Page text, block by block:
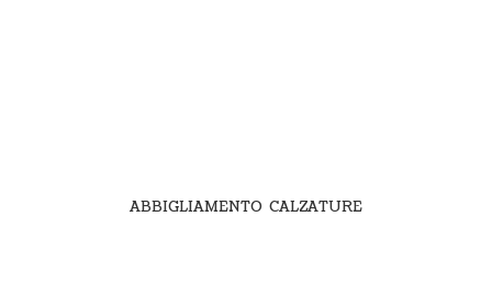
ABBIGLIAMENTO CALZATURE